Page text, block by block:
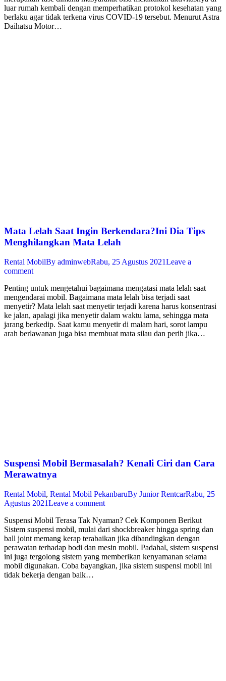
luar rumah kembali dengan memperhatikan protokol kesehatan yang
berlaku agar tidak terkena virus COVID-19 tersebut. Menurut Astra
Daihatsu Motor…
Mata Lelah Saat Ingin Berkendara?Ini Dia Tips
Menghilangkan Mata Lelah
Rental MobilBy adminwebRabu, 25 Agustus 2021Leave a
comment
Penting untuk mengetahui bagaimana mengatasi mata lelah saat
mengendarai mobil. Bagaimana mata lelah bisa terjadi saat
menyetir? Mata lelah saat menyetir terjadi karena harus konsentrasi
ke jalan, apalagi jika menyetir dalam waktu lama, sehingga mata
jarang berkedip. Saat kamu menyetir di malam hari, sorot lampu
arah berlawanan juga bisa membuat mata silau dan perih jika…
Suspensi Mobil Bermasalah? Kenali Ciri dan Cara
Merawatnya
Rental Mobil, Rental Mobil PekanbaruBy Junior RentcarRabu, 25
Agustus 2021Leave a comment
Suspensi Mobil Terasa Tak Nyaman? Cek Komponen Berikut
Sistem suspensi mobil, mulai dari shockbreaker hingga spring dan
ball joint memang kerap terabaikan jika dibandingkan dengan
perawatan terhadap bodi dan mesin mobil. Padahal, sistem suspensi
ini juga tergolong sistem yang memberikan kenyamanan selama
mobil digunakan. Coba bayangkan, jika sistem suspensi mobil ini
tidak bekerja dengan baik…